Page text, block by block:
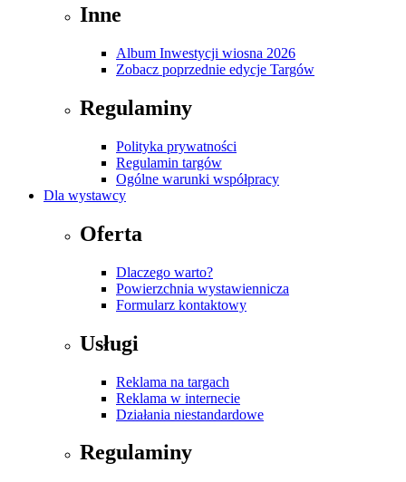
Inne
Album Inwestycji wiosna 2026
Zobacz poprzednie edycje Targów
Regulaminy
Polityka prywatności
Regulamin targów
Ogólne warunki współpracy
Dla wystawcy
Oferta
Dlaczego warto?
Powierzchnia wystawiennicza
Formularz kontaktowy
Usługi
Reklama na targach
Reklama w internecie
Działania niestandardowe
Regulaminy